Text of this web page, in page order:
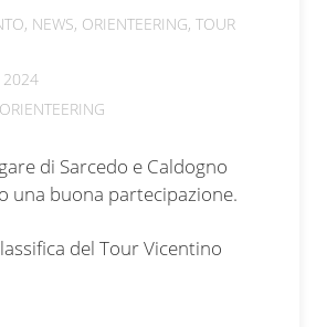
, NEWS, ORIENTEERING, TOUR
2024
di Sarcedo e Caldogno
una buona partecipazione.
del Tour Vicentino